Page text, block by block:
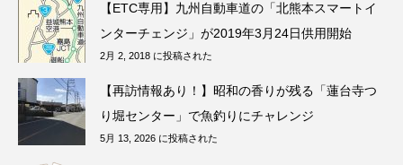
【ETC専用】九州自動車道の「北熊本スマートイ
ンターチェンジ」が2019年3月24日供用開始
2月 2, 2018 に投稿された
【再訪情報あり！】昭和の香りが残る「蓮台寺つ
り堀センター」で魚釣りにチャレンジ
5月 13, 2026 に投稿された